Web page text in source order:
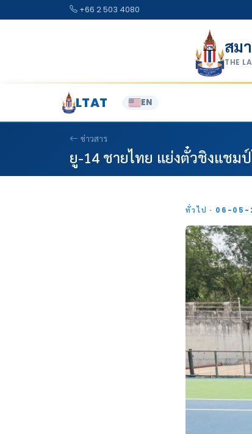
+66 2 503 4080
สม
THE
LTAT EN
ข่าวสาร
ยู-14 ชายไทย แย่งตั๋วชิงแชม
ทั่วไป · 06-05-